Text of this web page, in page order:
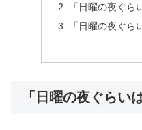
「日曜の夜ぐ
「日曜の夜ぐ
「日曜の夜ぐら